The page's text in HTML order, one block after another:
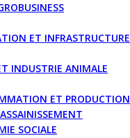
ET INFRASTRUCTURE
INDUSTRIE ANIMALE
ET PRODUCTION
SOCIALE